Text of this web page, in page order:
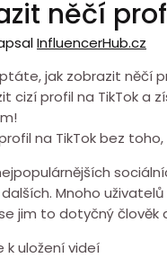
něčí
InfluencerHub.cz
jak zobrazit něčí
cizí profil na TikTok a
na TikTok bez
Mnoho
jim to dotyčný
k uložení videí